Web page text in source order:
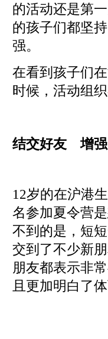
的活动还是第
的孩子们都坚
强。
在看到孩子们
时候，活动组
结交好友 增
12岁的在沪港
名参加夏令营
不到的是，短
交到了不少新
朋友都表示非
且更加明白了